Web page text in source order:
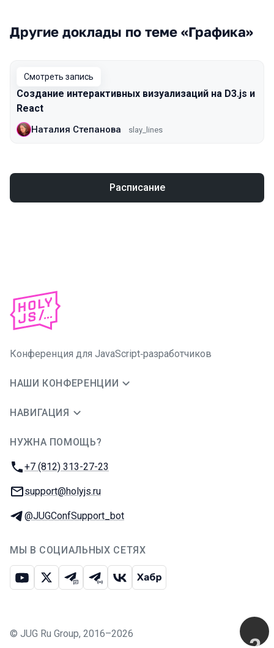
Другие доклады по теме «Графика»
Смотреть запись
Создание интерактивных визуализаций на D3.js и
React
Наталия Степанова slay_lines
Расписание
Конференция для JavaScript‑разработчиков
НАШИ КОНФЕРЕНЦИИ
НАВИГАЦИЯ
НУЖНА ПОМОЩЬ?
Телефон:
+7 (812) 313-27-23
E-mail:
support@holyjs.ru
Телеграм:
@JUGConfSupport_bot
МЫ В СОЦИАЛЬНЫХ СЕТЯХ
ЮтубИкс Телеграм-чат
Телеграм-канал
ВКонтакте
Хабр
© JUG Ru Group, 2016–2026